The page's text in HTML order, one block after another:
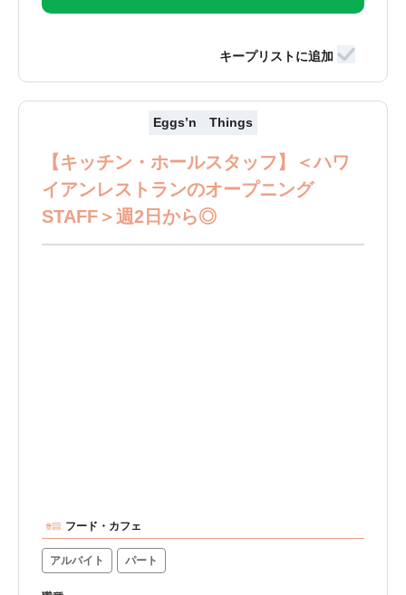
Eggs’n Things
【キッチン・ホールスタッフ】＜ハワ
イアンレストランのオープニング
STAFF＞週2日から◎
フード・カフェ
アルバイト パート